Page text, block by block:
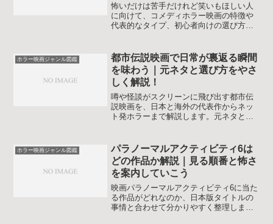
怖いだけは苦手だけれど笑いもほしい人
に向けて、コメディホラー映画の特徴や
代表的なタイプ、初心者向けの選び方と
品選びの不安を減らして家庭でも友人と
も楽しめる視聴計画が立てやすくなりま
す。
ホラー映画ジャンル図鑑
都市伝説映画で日常が裏返る瞬間
を味わう｜元ネタと選び方をやさ
しく解説！
噂や怪談がスクリーンに飛び出す都市伝
説映画を、日本と海外の代表作からネッ
ト発ホラーまで解説します。元ネタとの
ドです。ホラー初心者からマニアまで作
品探しに役立つ一冊分の情報量を意識し
て整理しました。
ホラー映画ジャンル図鑑
パラノーマルアクティビティ6は
どの作品か解説｜見る順番と怖さ
を案内していこう
映画パラノーマルアクティビティ6に当た
る作品がどれなのか、日本版タイトルの
事情と合わせて分かりやすく整理しま